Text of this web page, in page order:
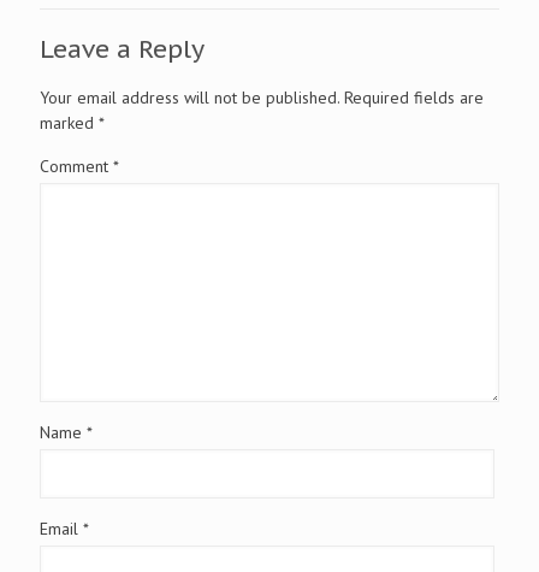
Leave a Reply
Your email address will not be published. Required fields are
marked *
Comment *
Name *
Email *